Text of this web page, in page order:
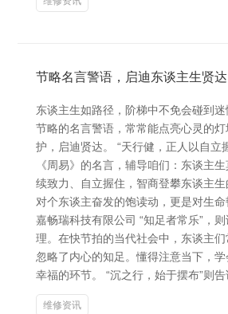
节略名言警语，启迪东谈主生贤达
东谈主生如路径，阶梯中不免会碰到
节略的名言警语，常常能点亮心灵的
护，启迪贤达。 “天行健，正人以自立
《周易》的名言，辅导咱们：东谈主
续致力、自立握住，智商登攀东谈主
对个东谈主奋发的饱读动，更是对生
嘉畅瑞科技有限公司 “知足者常乐”，
理。在快节拍的当代社会中，东谈主
忽略了内心的知足。懂得注意当下，
幸福的环节。 “沉之行，始于摆布”则
维修资讯